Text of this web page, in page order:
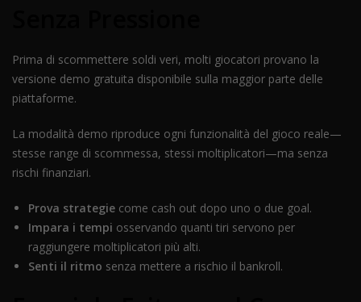
Prima di scommettere soldi veri, molti giocatori provano la
versione demo gratuita disponibile sulla maggior parte delle
piattaforme.
La modalità demo riproduce ogni funzionalità del gioco reale—
stesse range di scommessa, stessi moltiplicatori—ma senza
rischi finanziari.
Prova strategie come cash out dopo uno o due goal.
Impara i tempi osservando quanti tiri servono per
raggiungere moltiplicatori più alti.
Senti il ritmo senza mettere a rischio il bankroll.